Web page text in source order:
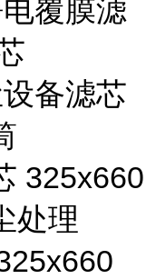
覆膜滤
备滤芯
325x660
处理